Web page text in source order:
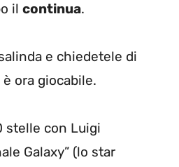
il continua.
e chiedetele di
ora giocabile.
stelle con Luigi
Galaxy” (lo star